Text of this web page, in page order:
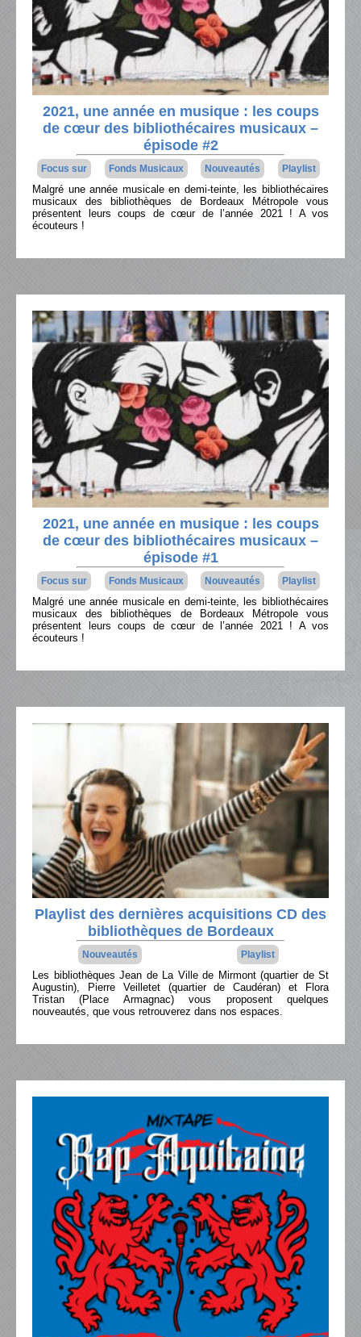
2021, une année en musique : les coups
de cœur des bibliothécaires musicaux –
épisode #2
Focus sur Fonds Musicaux Nouveautés Playlist
Malgré une année musicale en demi-teinte, les bibliothécaires
musicaux des bibliothèques de Bordeaux Métropole vous
présentent leurs coups de cœur de l’année 2021 ! A vos
écouteurs !
2021, une année en musique : les coups
de cœur des bibliothécaires musicaux –
épisode #1
Focus sur Fonds Musicaux Nouveautés Playlist
Malgré une année musicale en demi-teinte, les bibliothécaires
musicaux des bibliothèques de Bordeaux Métropole vous
présentent leurs coups de cœur de l’année 2021 ! A vos
écouteurs !
Playlist des dernières acquisitions CD des
bibliothèques de Bordeaux
Nouveautés Playlist
Les bibliothèques Jean de La Ville de Mirmont (quartier de St
Augustin), Pierre Veilletet (quartier de Caudéran) et Flora
Tristan (Place Armagnac) vous proposent quelques
nouveautés, que vous retrouverez dans nos espaces.